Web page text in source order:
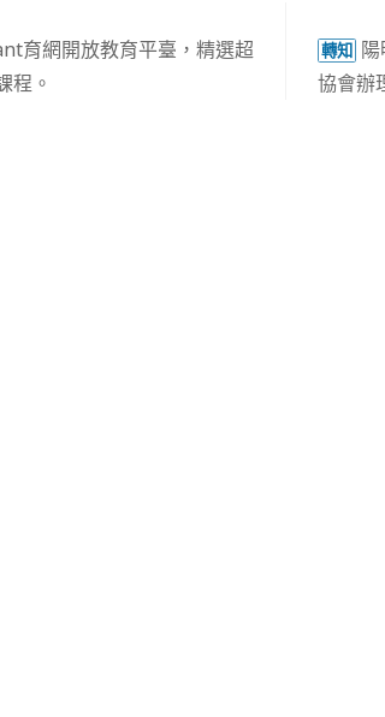
育網開放教育平臺，精選超
程。
轉知
協會辦